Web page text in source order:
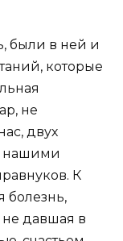
были в ней и
которые
не
двух
нашими
К
болезнь,
не давшая в